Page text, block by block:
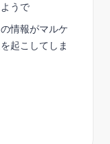
うで
情報がマルケ
起こしてしま